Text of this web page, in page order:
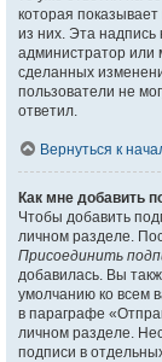
которая
из них. Эта
администратор или
сделанных
пользователи не
ответил.
Вернуться к
Как мне добавить
Чтобы добавить
личном разделе.
Присоединить
добавилась. Вы
умолчанию ко всем
в параграфе
личном разделе.
подписи в